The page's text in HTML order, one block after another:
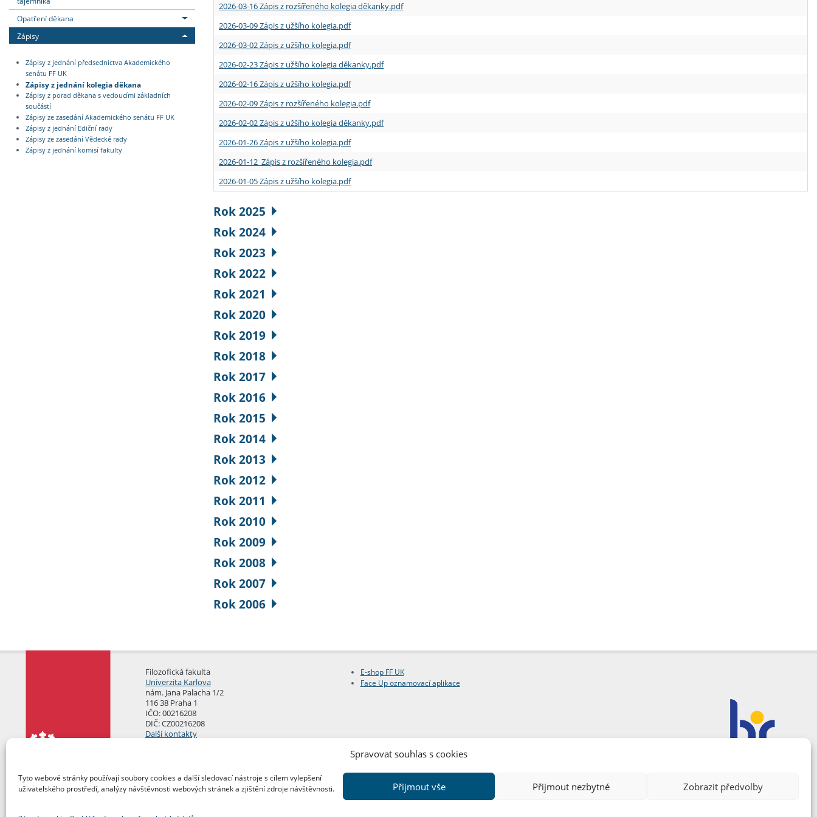
Spravovat souhlas s cookies
Tyto webové stránky používají soubory cookies a další sledovací nástroje s cílem vylepšení
uživatelského prostředí, analýzy návštěvnosti webových stránek a zjištění zdroje návštěvnosti.
Přijmout vše Přijmout nezbytné Zobrazit předvolby
Opatření děkana
Zápisy
Zápisy z jednání předsednictva Akademického
senátu FF UK
Zápisy z jednání kolegia děkana
Zápisy z porad děkana s vedoucími základních
součástí
Zápisy ze zasedání Akademického senátu FF UK
Zápisy z jednání Ediční rady
Zápisy ze zasedání Vědecké rady
Zápisy z jednání komisí fakulty
2026-03-16 Zápis z rozšířeného kolegia děkanky.pdf
2026-03-09 Zápis z užšího kolegia.pdf
2026-03-02 Zápis z užšího kolegia.pdf
2026-02-23 Zápis z užšího kolegia děkanky.pdf
2026-02-16 Zápis z užšího kolegia.pdf
2026-02-09 Zápis z rozšířeného kolegia.pdf
2026-02-02 Zápis z užšího kolegia děkanky.pdf
2026-01-26 Zápis z užšího kolegia.pdf
2026-01-12 Zápis z rozšířeného kolegia.pdf
2026-01-05 Zápis z užšího kolegia.pdf
Rok 2025
Rok 2024
Rok 2023
Rok 2022
Rok 2021
Rok 2020
Rok 2019
Rok 2018
Rok 2017
Rok 2016
Rok 2015
Rok 2014
Rok 2013
Rok 2012
Rok 2011
Rok 2010
Rok 2009
Rok 2008
Rok 2007
Rok 2006
Filozofická fakulta
Univerzita Karlova
nám. Jana Palacha 1/2
116 38 Praha 1
IČO: 00216208
DIČ: CZ00216208
Další kontakty
E-shop FF UK
Face Up oznamovací aplikace